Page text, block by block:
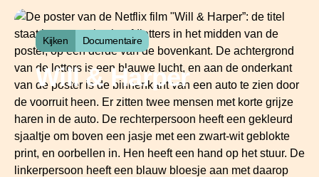
Kijken Documentaire
Will & Harper